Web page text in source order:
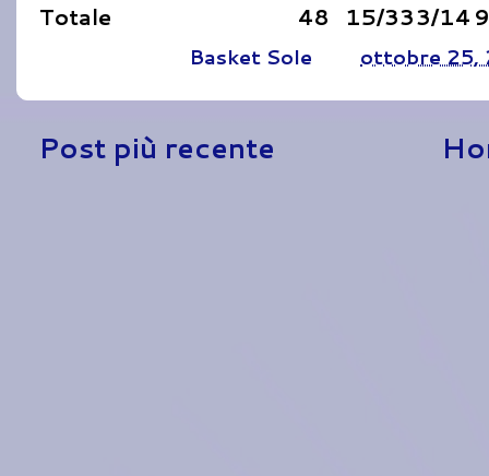
Totale
48 15/333/14
Basket Sole ottobre 25,
Post più recente